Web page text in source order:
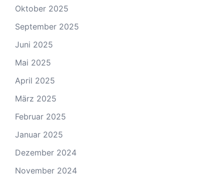
Oktober 2025
September 2025
Juni 2025
Mai 2025
April 2025
März 2025
Februar 2025
Januar 2025
Dezember 2024
November 2024